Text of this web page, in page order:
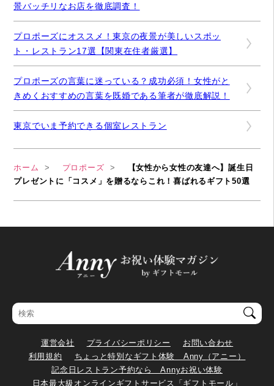
景バッチリなお店を徹底調査！
プロポーズにオススメ！東京の夜景が美しいスポッ
ト・レストラン17選【関東在住者厳選】
プロポーズの言葉に迷っている？成功必須！女性がと
きめくおすすめの言葉を既婚である筆者が徹底解説！
東京でいま予約できる個室レストラン
ホーム プロポーズ
【女性から女性の友達へ】誕生日
プレゼントに「コスメ」を贈るならこれ！喜ばれるギフト50選
運営会社 プライバシーポリシー
お問い合わせ
利用規約
ちょっと特別なギフト体験 Anny（アニー）
記念日レストラン予約なら Annyお祝い体験
日本最大級オンラインギフトサービス「ギフトモール」